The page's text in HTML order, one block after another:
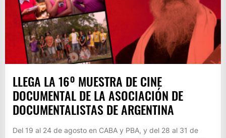
LLEGA LA 16º MUESTRA DE CINE
DOCUMENTAL DE LA ASOCIACIÓN DE
DOCUMENTALISTAS DE ARGENTINA
Del 19 al 24 de agosto en CABA y PBA, y del 28 al 31 de